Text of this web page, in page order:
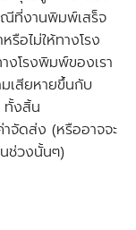
ณีที่งานพิมพ์เสร็จ
อไม่ให้ทางโรง
งโรงพิมพ์ของเรา
เสียหายขึ้นกับ
ทั้งสิ้น
าจัดส่ง(หรืออาจจะ
ช่วงนั้นๆ)